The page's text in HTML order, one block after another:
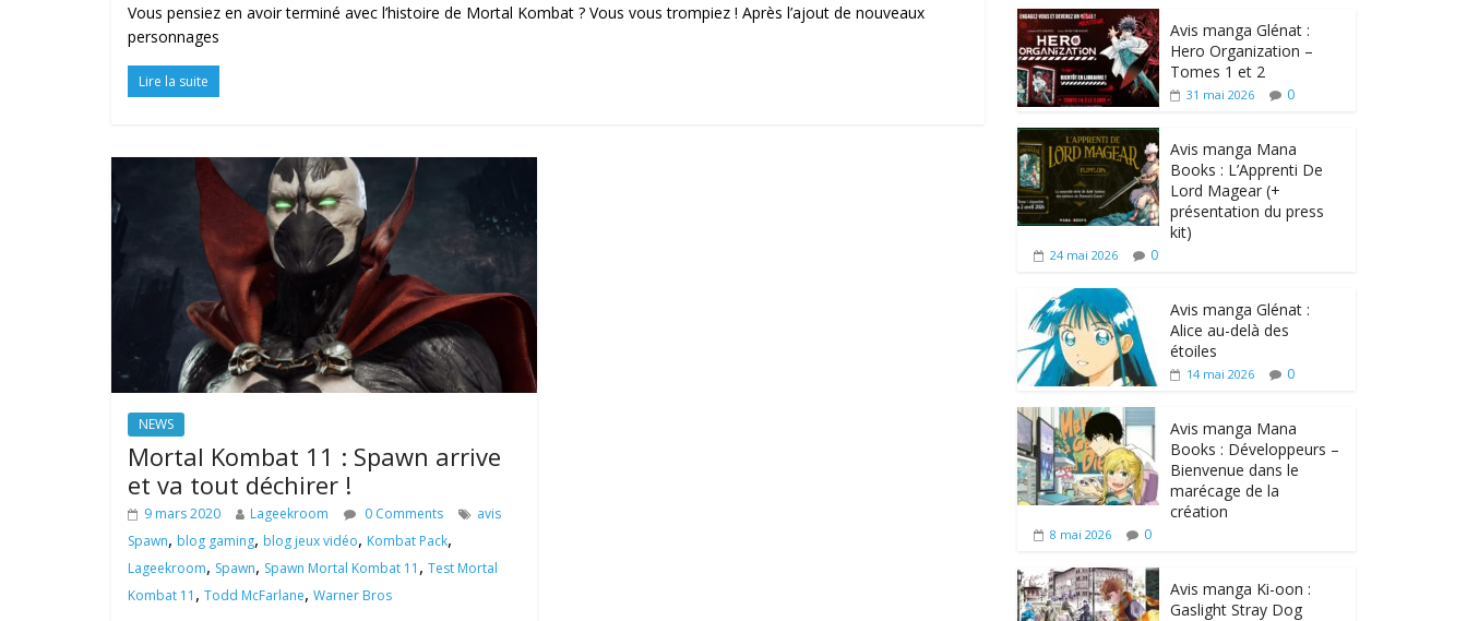
Vous pensiez en avoir terminé avec l’histoire de Mortal Kombat ? Vous vous trompiez ! Après l’ajout de nouveaux
personnages
Lire la suite
NEWS
Mortal Kombat 11 : Spawn arrive
et va tout déchirer !
9 mars 2020 Lageekroom 0 Comments
avis
Spawn, blog gaming, blog jeux vidéo, Kombat Pack,
Lageekroom, Spawn, Spawn Mortal Kombat 11 , Test Mortal
Kombat 11 , Todd McFarlane, Warner Bros
Avis manga Glénat :
Hero Organization –
Tomes 1 et 2
31 mai 2026 0
Avis manga Mana
Books : L’Apprenti De
Lord Magear (+
présentation du press
kit)
24 mai 2026 0
Avis manga Glénat :
Alice au-delà des
étoiles
14 mai 2026 0
Avis manga Mana
Books : Développeurs –
Bienvenue dans le
marécage de la
création
8 mai 2026 0
Avis manga Ki-oon :
Gaslight Stray Dog